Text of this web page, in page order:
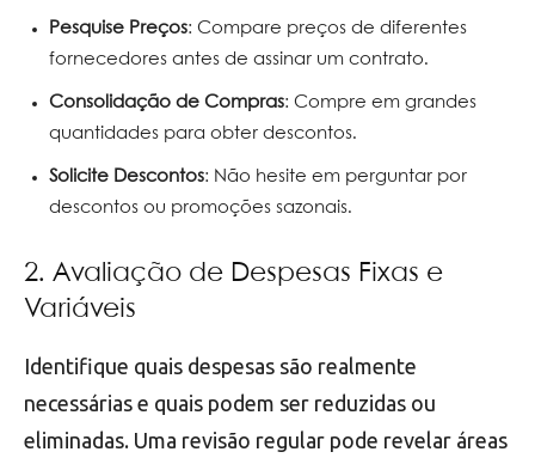
Pesquise Preços: Compare preços de diferentes
fornecedores antes de assinar um contrato.
Consolidação de Compras: Compre em grandes
quantidades para obter descontos.
Solicite Descontos: Não hesite em perguntar por
descontos ou promoções sazonais.
2. Avaliação de Despesas Fixas e
Variáveis
Identifique quais despesas são realmente
necessárias e quais podem ser reduzidas ou
eliminadas. Uma revisão regular pode revelar áreas